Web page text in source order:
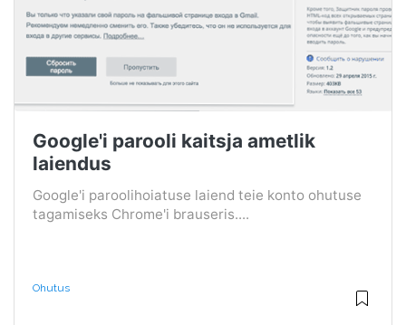
Google'i parooli kaitsja ametlik
laiendus
Google'i paroolihoiatuse laiend teie konto ohutuse
tagamiseks Chrome'i brauseris....
Ohutus